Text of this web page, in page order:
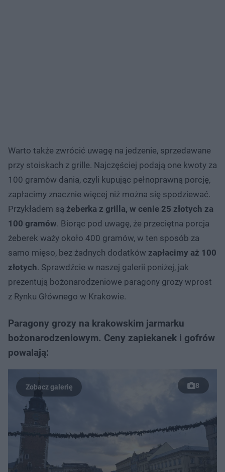
Warto także zwrócić uwagę na jedzenie, sprzedawane
przy stoiskach z grille. Najczęściej podają one kwoty za
100 gramów dania, czyli kupując pełnoprawną porcję,
zapłacimy znacznie więcej niż można się spodziewać.
Przykładem są żeberka z grilla, w cenie 25 złotych za
100 gramów. Biorąc pod uwagę, że przeciętna porcja
żeberek waży około 400 gramów, w ten sposób za
samo mięso, bez żadnych dodatków zapłacimy aż 100
złotych. Sprawdźcie w naszej galerii poniżej, jak
prezentują bożonarodzeniowe paragony grozy wprost
z Rynku Głównego w Krakowie.
Paragony grozy na krakowskim jarmarku
bożonarodzeniowym. Ceny zapiekanek i gofrów
powalają:
8